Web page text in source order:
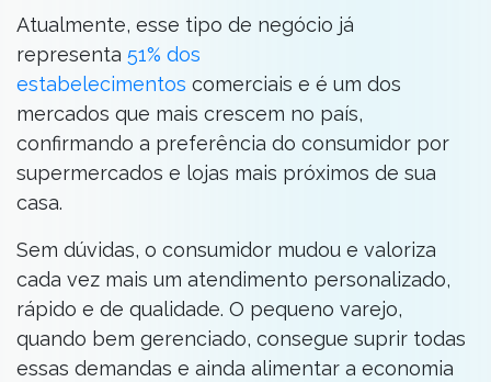
Atualmente, esse tipo de negócio já
representa 51% dos
estabelecimentos comerciais e é um dos
mercados que mais crescem no país,
confirmando a preferência do consumidor por
supermercados e lojas mais próximos de sua
casa.
Sem dúvidas, o consumidor mudou e valoriza
cada vez mais um atendimento personalizado,
rápido e de qualidade. O pequeno varejo,
quando bem gerenciado, consegue suprir todas
essas demandas e ainda alimentar a economia